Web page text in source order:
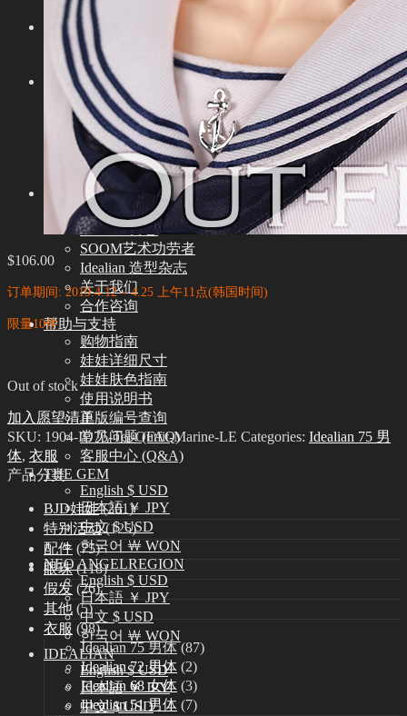
Idealian 51 男体
其他
其他配饰品
娃娃支架ㆍ棉包
化妆保养品
保养工具
组装工具
化妆工具
修正工具
眼睫毛
新闻ㆍ公告
Idealian 博客
SOOM艺术功劳者
Idealian 造型杂志
关于我们
合作咨询
帮助与支持
购物指南
娃娃详细尺寸
娃娃肤色指南
使用说明书
正版编号查询
常见问题 (FAQ)
客服中心 (Q&A)
THE GEM
English $ USD
日本語 ￥ JPY
中文 $ USD
한국어 ￦ WON
NEO ANGELREGION
English $ USD
日本語 ￥ JPY
中文 $ USD
한국어 ￦ WON
IDEALIAN
English $ USD
日本語 ￥ JPY
中文 $ USD
$106.00
订单期间: 2019.4.12 – 4.25 上午11点(韩国时间)
限量10件
Out of stock
加入愿望清单
SKU: 1904-ID75-Tei-Outfit-Marine-LE Categories: Idealian 75 男
体, 衣服
产品分类
BJD娃娃 (261)
特别活动 (125)
配件 (75)
眼珠 (118)
假发 (26)
其他 (5)
衣服 (98)
Idealian 75 男体 (87)
Idealian 72 男体 (2)
Idealian 68 女体 (3)
Idealian 51 男体 (7)